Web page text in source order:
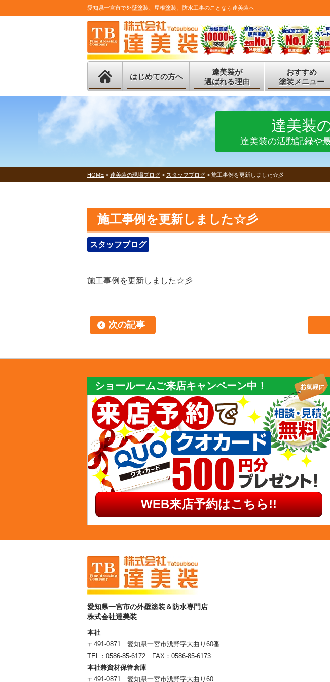
愛知県一宮市で外壁塗装、屋根塗装、防水工事のことなら達美装へ
はじめての方へ
達美装が
選ばれる理由
おすすめ
塗装メニュー
達美装
達美装の活動記録や
HOME > 達美装の現場ブログ > スタッフブログ > 施工事例を更新しました☆彡
施工事例を更新しました☆彡
スタッフブログ
施工事例を更新しました☆彡
次の記事
ショールームご来店キャンペーン中！
WEB来店予約はこちら!!
愛知県一宮市の外壁塗装＆防水専門店
株式会社達美装
本社
〒491-0871 愛知県一宮市浅野字大曲り60番
TEL： 0586-85-6172 FAX：0586-85-6173
本社兼資材保管倉庫
〒491-0871 愛知県一宮市浅野字大曲り60